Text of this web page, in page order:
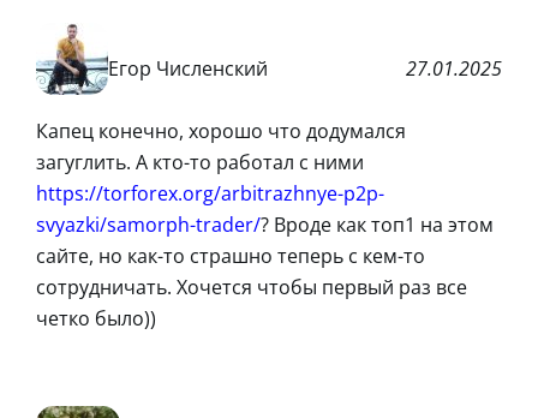
Егор Численский 27.01.2025
Капец конечно, хорошо что додумался
загуглить. А кто-то работал с ними
https://torforex.org/arbitrazhnye-p2p-
svyazki/samorph-trader/? Вроде как топ1 на этом
сайте, но как-то страшно теперь с кем-то
сотрудничать. Хочется чтобы первый раз все
четко было))